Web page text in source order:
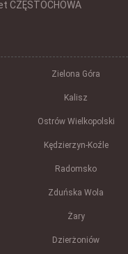
CZĘSTOCHOWA
Zielona Góra
Kalisz
Ostrów Wielkopolski
Kędzierzyn-Koźle
Radomsko
Zduńska Wola
Żary
Dzierżoniów